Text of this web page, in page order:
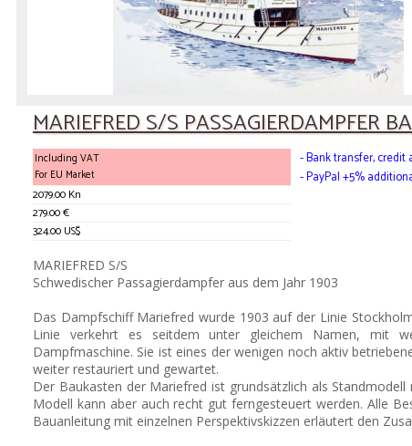
MARIEFRED S/S PASSAGIERDAMPFER
Including VAT
For EU Market
2079.00 Kn
279.00 €
324.00 US$
- Bank transfer,
- PayPal +5%
MARIEFRED S/S
Schwedischer Passagierdampfer aus dem Jahr 1903
Das Dampfschiff Mariefred wurde 1903 auf der Linie
Linie verkehrt es seitdem unter gleichem Namen, mit
Dampfmaschine. Sie ist eines der wenigen noch aktiv
weiter restauriert und gewartet.
Der Baukasten der Mariefred ist grundsätzlich als
Modell kann aber auch recht gut ferngesteuert werden. Alle
Bauanleitung mit einzelnen Perspektivskizzen erläutert den